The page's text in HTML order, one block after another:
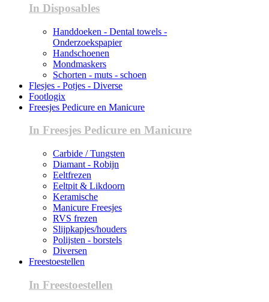
In Disposables
Handdoeken - Dental towels -
Onderzoekspapier
Handschoenen
Mondmaskers
Schorten - muts - schoen
Flesjes - Potjes - Diverse
Footlogix
Freesjes Pedicure en Manicure
In Freesjes Pedicure en Manicure
Carbide / Tungsten
Diamant - Robijn
Eeltfrezen
Eeltpit & Likdoorn
Keramische
Manicure Freesjes
RVS frezen
Slijpkapjes/houders
Polijsten - borstels
Diversen
Freestoestellen
In Freestoestellen